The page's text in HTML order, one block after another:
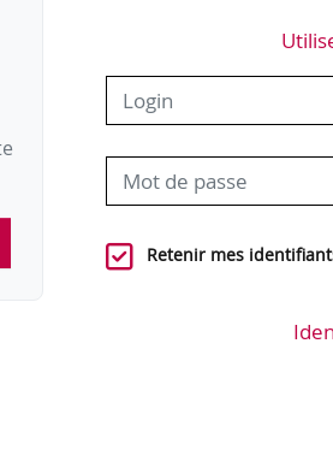
Retenir mes